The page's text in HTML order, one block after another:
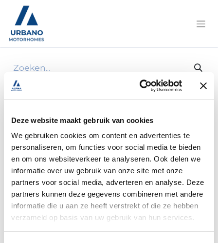
Deze website maakt gebruik van cookies
We gebruiken cookies om content en advertenties te
personaliseren, om functies voor social media te bieden
en om ons websiteverkeer te analyseren. Ook delen we
informatie over uw gebruik van onze site met onze
partners voor social media, adverteren en analyse. Deze
partners kunnen deze gegevens combineren met andere
informatie die u aan ze heeft verstrekt of die ze hebben
verzameld op basis van uw gebruik van hun services.
Alle producten 25*schuiver vr ridogaine